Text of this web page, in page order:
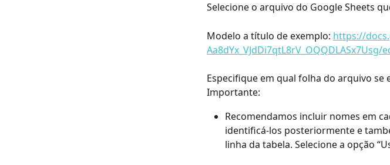
Selecione o arquivo do Google Sheets
Modelo a título de exemplo: https://
Aa8dYx_VJdDi7qtL8rV_OQQDLASx7Usg/
Especifique em qual folha do arquivo se
Importante:
Recomendamos incluir nomes em
identificá-los posteriormente e
linha da tabela. Selecione a opção